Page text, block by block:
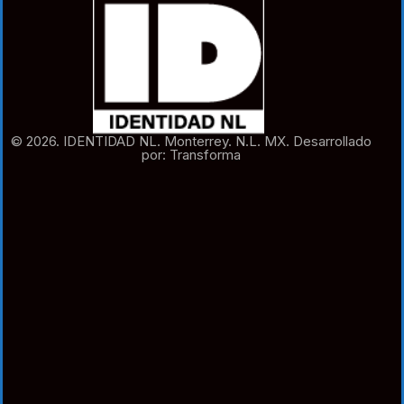
© 2026. IDENTIDAD NL. Monterrey. N.L. MX. Desarrollado
por: Transforma